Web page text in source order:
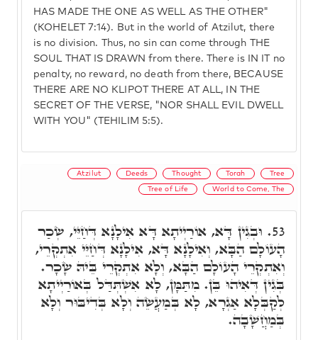
HAS MADE THE ONE AS WELL AS THE OTHER"
(KOHELET 7:14). But in the world of Atzilut, there
is no division. Thus, no sin can come through THE
SOUL THAT IS DRAWN from there. There is IN IT no
penalty, no reward, no death from there, BECAUSE
THERE ARE NO KLIPOT THERE AT ALL, IN THE
SECRET OF THE VERSE, "NOR SHALL EVIL DWELL
WITH YOU" (TEHILIM 5:5).
Atzilut Deeds Thought Torah Tree
Tree of Life World to Come, The
53. וּבְגִין דָּא, אוֹרַיְיתָא דָּא אִילָנָא דְּחַיֵּי, שְׂכַר
הָעוֹלָם הַבָּא, וְאִילָנָא דָּא, אִילָנָא דְּחַיֵּי אִתְקְרֵי,
וְאִתְקְרֵי הָעוֹלָם הַבָּא, וְלָא אִתְקְרֵי בֵּיהּ שָׂכָר.
בְּגִין דְּאִיהוּ בֵּן. מִתַּמָּן, לָא אִשְׁתְּדַּל בְּאוֹרַיְיתָא
לְקַבְּלָא אַגְרָא, לָא בְּמַעֲשֵׂה וְלָא בְּדִיבּוּר וְלָא
בְּמַחֲשָׁבָה.